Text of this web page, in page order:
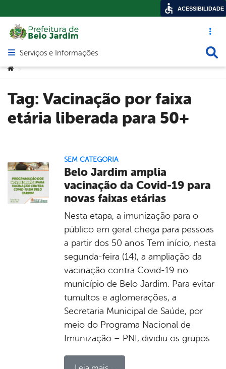
Acesso
Abrir menu principal de navegação
Serviços e Informações
Você está aqui:
>
Tag: Vacinação por faixa
etária liberada para 50+
SEM CATEGORIA
Belo Jardim amplia
vacinação da Covid-19 para
novas faixas etárias
Nesta etapa, a imunização para o
público em geral chega para pessoas
a partir dos 50 anos Tem início, nesta
segunda-feira (14), a ampliação da
vacinação contra Covid-19 no
município de Belo Jardim. Para evitar
tumultos e aglomerações, a
Secretaria Municipal de Saúde, por
meio do Programa Nacional de
Imunização – PNI, dividiu os grupos
ACESSIBILIDADE